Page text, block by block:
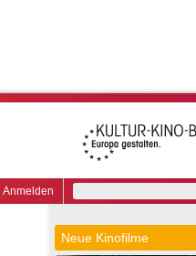
Anmelden
Neue Kinofilme